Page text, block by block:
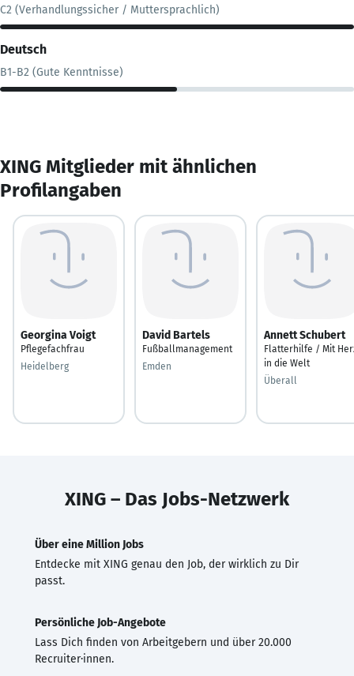
C2 (Verhandlungssicher / Muttersprachlich)
Deutsch
B1-B2 (Gute Kenntnisse)
XING Mitglieder mit ähnlichen
Profilangaben
Georgina Voigt
Pflegefachfrau
Heidelberg
David Bartels
Fußballmanagement
Emden
Annett Schubert
Flatterhilfe / Mit
in die Welt
Überall
XING – Das Jobs-Netzwerk
Über eine Million Jobs
Entdecke mit XING genau den Job, der wirklich zu Dir
passt.
Persönliche Job-Angebote
Lass Dich finden von Arbeitgebern und über 20.000
Recruiter·innen.